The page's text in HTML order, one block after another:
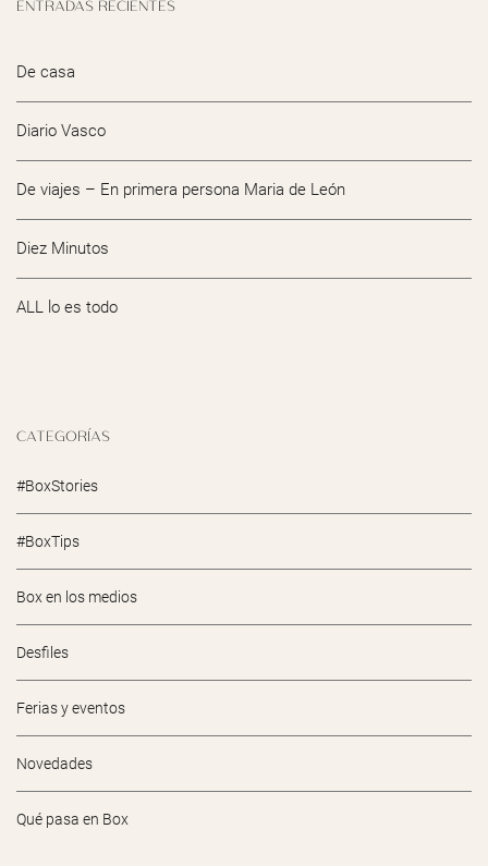
ENTRADAS RECIENTES
De casa
Diario Vasco
De viajes – En primera persona Maria de León
Diez Minutos
ALL lo es todo
CATEGORÍAS
#BoxStories
#BoxTips
Box en los medios
Desfiles
Ferias y eventos
Novedades
Qué pasa en Box